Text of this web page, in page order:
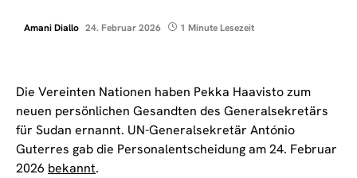
Amani Diallo 24. Februar 2026 1 Minute Lesezeit
Die Vereinten Nationen haben Pekka Haavisto zum
neuen persönlichen Gesandten des Generalsekretärs
für Sudan ernannt. UN-Generalsekretär António
Guterres gab die Personalentscheidung am 24. Februar
2026 bekannt.